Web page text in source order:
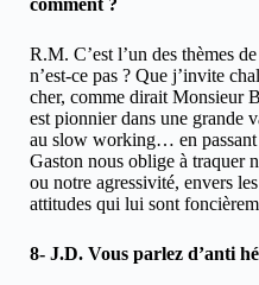
comment ?
R.M. C’est l’un des thèmes
n’est-ce pas ? Que j’invite
cher, comme dirait Monsieur
est pionnier dans une grande
au slow working… en
Gaston nous oblige à traquer
ou notre agressivité, envers
attitudes qui lui sont
8- J.D. Vous parlez d’anti